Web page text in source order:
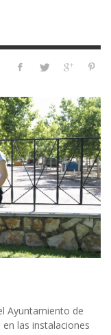
Ayuntamiento de
las instalaciones